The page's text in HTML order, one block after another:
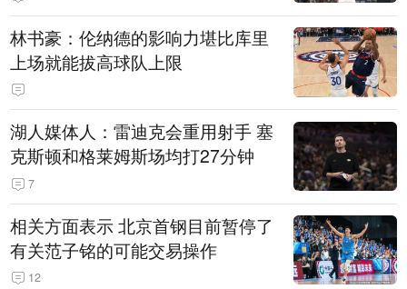
林书豪：伦纳德的影响力堪比库里
上场就能拔高球队上限
湖人媒体人：雷迪克会重用射手 塞
克斯顿和格莱姆斯场均打27分钟
7
相关方面表示 北京首钢目前暂停了
有关范子铭的可能交易操作
12